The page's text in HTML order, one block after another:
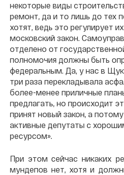
некоторые виды
ремонт, да и то лишь до тех
хотят, ведь это регулирует
московский закон.
отделено от
полномочия должны быть
федеральным. Да, у нас в
три раза перекладывала
более-менее приличные
предлагать, но происходит
принят новый закон, а
активные депутаты с
ресурсом».
При этом сейчас никаких
мундепов нет, хотя и